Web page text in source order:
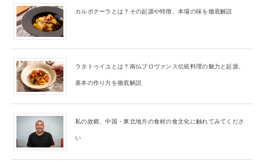
カルボナーラとは？その起源や特徴、本場の味を徹底解説
ラタトゥイユとは？南仏プロヴァンス伝統料理の魅力と起源、
基本の作り方を徹底解説
私の故郷、中国・東北地方の食材の食文化に触れてみてくださ
い